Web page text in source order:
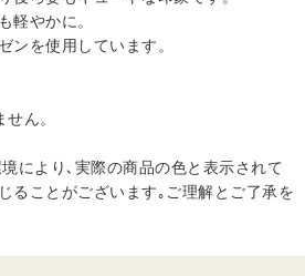
軽やかに。
ンを使用しています。
ん。
により､実際の商品の色と表示されて
ることがございます｡ご理解とご了承を